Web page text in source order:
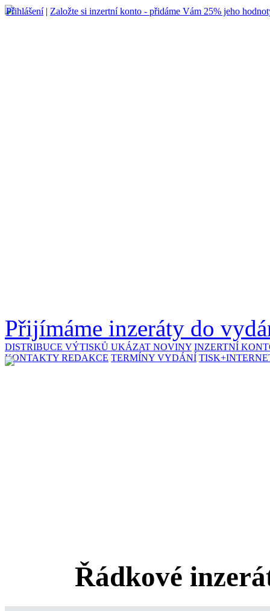
Přihlášení| Založte si inzertní konto - přidáme Vám 25% jeho
Přijímáme inzeráty do
DISTRIBUCE VÝTISKŮ UKÁZAT NOVINY INZERTNÍ
KONTAKTY REDAKCE TERMÍNY VYDÁNÍ
Řádkové